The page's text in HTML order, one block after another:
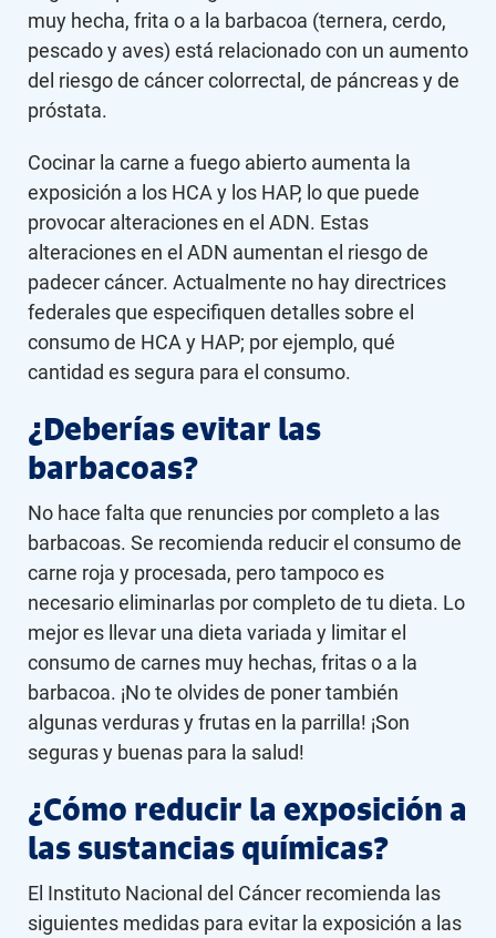
muy hecha, frita o a la barbacoa (ternera, cerdo,
pescado y aves) está relacionado con un aumento
del riesgo de cáncer colorrectal, de páncreas y de
próstata.
Cocinar la carne a fuego abierto aumenta la
exposición a los HCA y los HAP, lo que puede
provocar alteraciones en el ADN. Estas
alteraciones en el ADN aumentan el riesgo de
padecer cáncer. Actualmente no hay directrices
federales que especifiquen detalles sobre el
consumo de HCA y HAP; por ejemplo, qué
cantidad es segura para el consumo.
¿Deberías evitar las
barbacoas?
No hace falta que renuncies por completo a las
barbacoas. Se recomienda reducir el consumo de
carne roja y procesada, pero tampoco es
necesario eliminarlas por completo de tu dieta. Lo
mejor es llevar una dieta variada y limitar el
consumo de carnes muy hechas, fritas o a la
barbacoa. ¡No te olvides de poner también
algunas verduras y frutas en la parrilla! ¡Son
seguras y buenas para la salud!
¿Cómo reducir la exposición a
las sustancias químicas?
El Instituto Nacional del Cáncer recomienda las
siguientes medidas para evitar la exposición a las